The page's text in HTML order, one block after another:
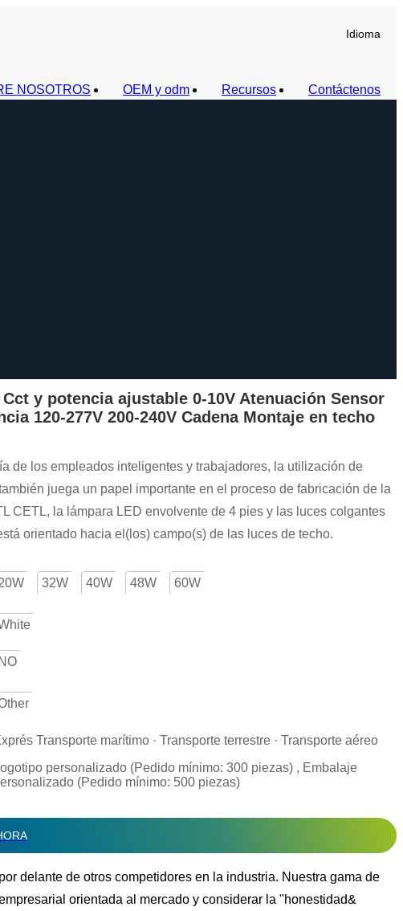
Idioma
NOSOTROS OEM y odm Recursos Contáctenos
y potencia ajustable 0-10V Atenuación Sensor
120-277V 200-240V Cadena Montaje en techo
de los empleados inteligentes y trabajadores, la utilización de
juega un papel importante en el proceso de fabricación de la
CETL, la lámpara LED envolvente de 4 pies y las luces colgantes
orientado hacia el(los) campo(s) de las luces de techo.
32W 40W 48W 60W
NO
Transporte marítimo · Transporte terrestre · Transporte aéreo
personalizado (Pedido mínimo: 300 piezas) , Embalaje
(Pedido mínimo: 500 piezas)
delante de otros competidores en la industria. Nuestra gama de
orientada al mercado y considerar la "honestidad&